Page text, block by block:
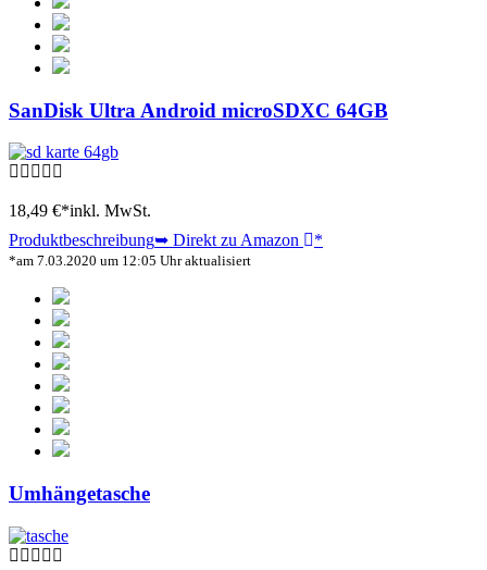
SanDisk Ultra Android microSDXC 64GB
18,49 €*inkl. MwSt.
Produktbeschreibung➥ Direkt zu Amazon *
*am 7.03.2020 um 12:05 Uhr aktualisiert
Umhängetasche